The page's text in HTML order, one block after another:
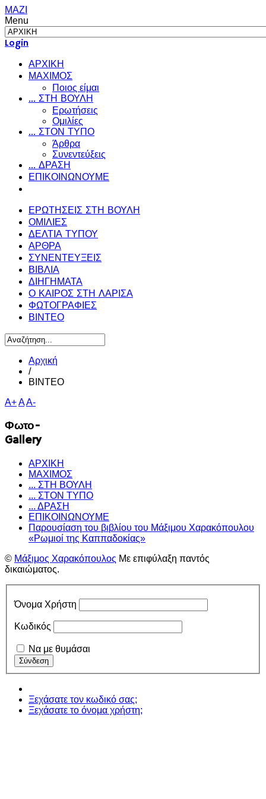
ΜΑΖΙ
Menu
Login
ΑΡΧΙΚΗ
ΜΑΧΙΜΟΣ
Ποιος είμαι
... ΣΤΗ ΒΟΥΛΗ
Ερωτήσεις
Ομιλίες
... ΣΤΟΝ ΤΥΠΟ
Άρθρα
Συνεντεύξεις
... ΔΡΑΣΗ
ΕΠΙΚΟΙΝΩΝΟΥΜΕ
ΕΡΩΤΗΣΕΙΣ ΣΤΗ ΒΟΥΛΗ
ΟΜΙΛΙΕΣ
ΔΕΛΤΙΑ ΤΥΠΟΥ
ΑΡΘΡΑ
ΣΥΝΕΝΤΕΥΞΕΙΣ
ΒΙΒΛΙΑ
ΔΙΗΓΗΜΑΤΑ
Ο ΚΑΙΡΟΣ ΣΤΗ ΛΑΡΙΣΑ
ΦΩΤΟΓΡΑΦΙΕΣ
ΒΙΝΤΕΟ
Αρχική
/
ΒΙΝΤΕΟ
A+AA-
Φωτο-
Gallery
ΑΡΧΙΚΗ
ΜΑΧΙΜΟΣ
... ΣΤΗ ΒΟΥΛΗ
... ΣΤΟΝ ΤΥΠΟ
... ΔΡΑΣΗ
ΕΠΙΚΟΙΝΩΝΟΥΜΕ
Παρουσίαση του βιβλίου του Μάξιμου Χαρακόπουλου
«Ρωμιοί της Καππαδοκίας»
© Μάξιμος Χαρακόπουλος Με επιφύλαξη παντός
δικαιώματος.
Όνομα Χρήστη
Κωδικός
Να με θυμάσαι
Ξεχάσατε τον κωδικό σας;
Ξεχάσατε το όνομα χρήστη;